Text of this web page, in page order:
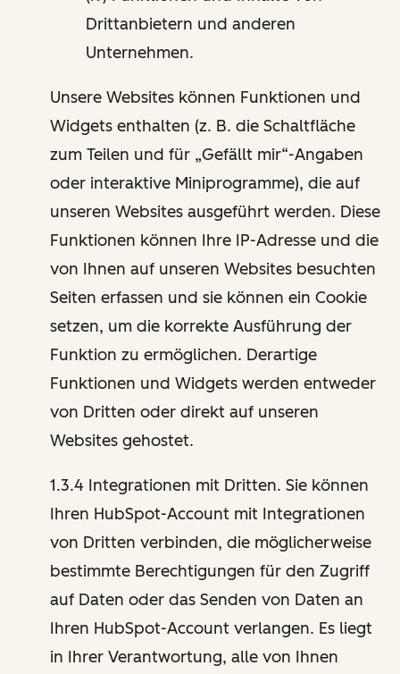
Drittanbietern und anderen
Unternehmen.
Unsere Websites können Funktionen und
Widgets enthalten (z. B. die Schaltfläche
zum Teilen und für „Gefällt mir“-Angaben
oder interaktive Miniprogramme), die auf
unseren Websites ausgeführt werden. Diese
Funktionen können Ihre IP-Adresse und die
von Ihnen auf unseren Websites besuchten
Seiten erfassen und sie können ein Cookie
setzen, um die korrekte Ausführung der
Funktion zu ermöglichen. Derartige
Funktionen und Widgets werden entweder
von Dritten oder direkt auf unseren
Websites gehostet.
1.3.4 Integrationen mit Dritten. Sie können
Ihren HubSpot-Account mit Integrationen
von Dritten verbinden, die möglicherweise
bestimmte Berechtigungen für den Zugriff
auf Daten oder das Senden von Daten an
Ihren HubSpot-Account verlangen. Es liegt
in Ihrer Verantwortung, alle von Ihnen